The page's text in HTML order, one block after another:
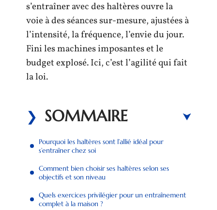
s’entraîner avec des haltères ouvre la
voie à des séances sur-mesure, ajustées à
l’intensité, la fréquence, l’envie du jour.
Fini les machines imposantes et le
budget explosé. Ici, c’est l’agilité qui fait
la loi.
SOMMAIRE
Pourquoi les haltères sont l’allié idéal pour
s’entraîner chez soi
Comment bien choisir ses haltères selon ses
objectifs et son niveau
Quels exercices privilégier pour un entraînement
complet à la maison ?